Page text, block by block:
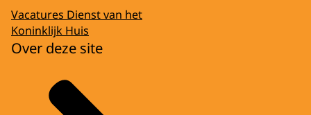
Vacatures Dienst van het
Koninklijk Huis
Over deze site